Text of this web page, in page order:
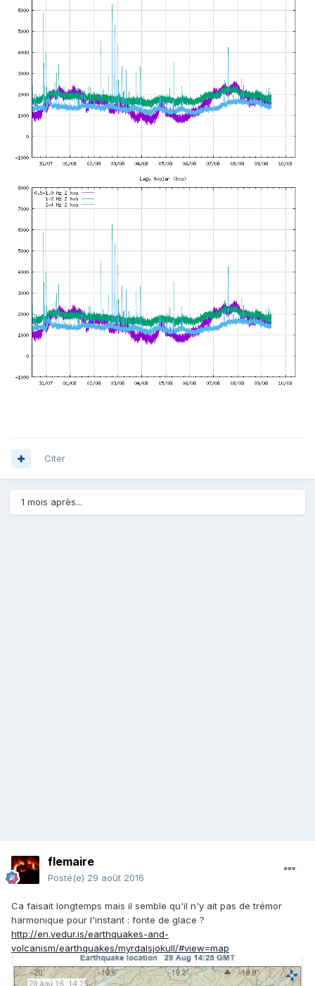
Citer
1 mois après...
flemaire
Posté(e) 29 août 2016
Ca faisait longtemps mais il semble qu'il n'y ait pas de trémor
harmonique pour l'instant : fonte de glace ?
http://en.vedur.is/earthquakes-and-
volcanism/earthquakes/myrdalsjokull/#view=map